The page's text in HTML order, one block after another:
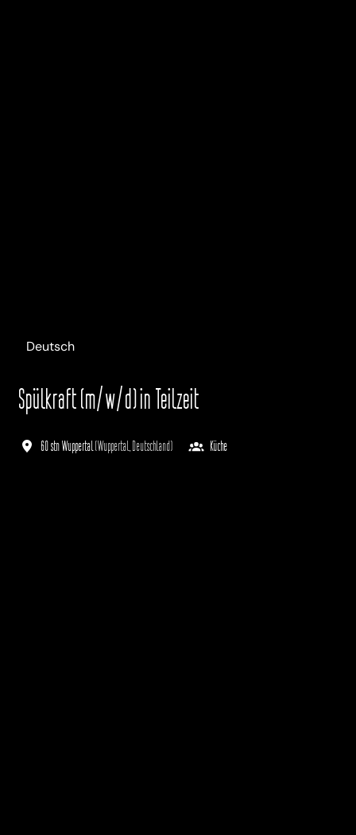
Deutsch
Spülkraft (m/w/d) in Teilzeit
60 stn Wuppertal (Wuppertal Deutschland) Küche